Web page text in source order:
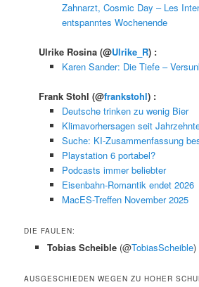
Zahnarzt, Cosmic Day – Les
entspanntes Wochenende
Ulrike Rosina(@Ulrike_R) :
Karen Sander: Die Tiefe –
Frank Stohl(@frankstohl) :
Deutsche trinken zu wenig Bier
Klimavorhersagen seit
Suche: KI-Zusammenfassung
Playstation 6 portabel?
Podcasts immer beliebter
Eisenbahn-Romantik endet 2026
MacES-Treffen November 2025
DIE FAULEN:
Tobias Scheible (@TobiasScheible)
AUSGESCHIEDEN WEGEN ZU HOHER